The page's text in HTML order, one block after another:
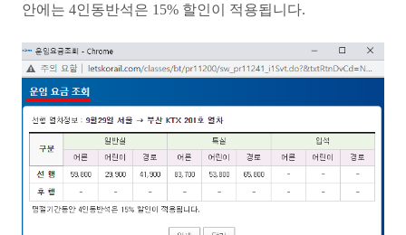
안에는 4인동반석은 15% 할인이 적용됩니다.